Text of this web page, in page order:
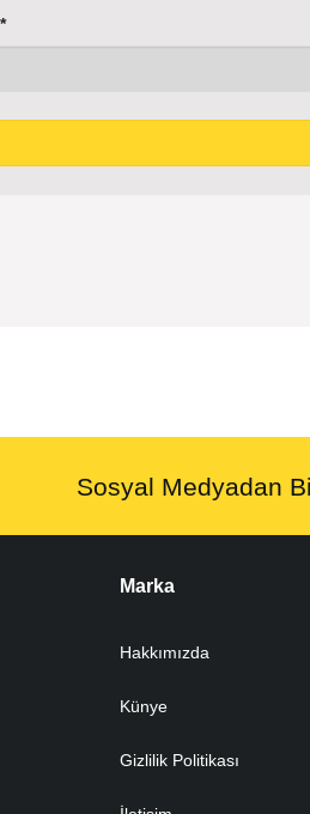
*
Sosyal Medyadan
Marka
Hakkımızda
Künye
Gizlilik Politikası